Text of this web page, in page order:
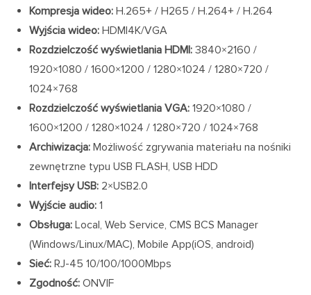
Kompresja wideo: H.265+ / H265 / H.264+ / H.264
Wyjścia wideo: HDMI4K/VGA
Rozdzielczość wyświetlania HDMI: 3840×2160 /
1920×1080 / 1600×1200 / 1280×1024 / 1280×720 /
1024×768
Rozdzielczość wyświetlania VGA: 1920×1080 /
1600×1200 / 1280×1024 / 1280×720 / 1024×768
Archiwizacja: Możliwość zgrywania materiału na nośniki
zewnętrzne typu USB FLASH, USB HDD
Interfejsy USB: 2×USB2.0
Wyjście audio: 1
Obsługa: Local, Web Service, CMS BCS Manager
(Windows/Linux/MAC), Mobile App(iOS, android)
Sieć: RJ-45 10/100/1000Mbps
Zgodność: ONVIF